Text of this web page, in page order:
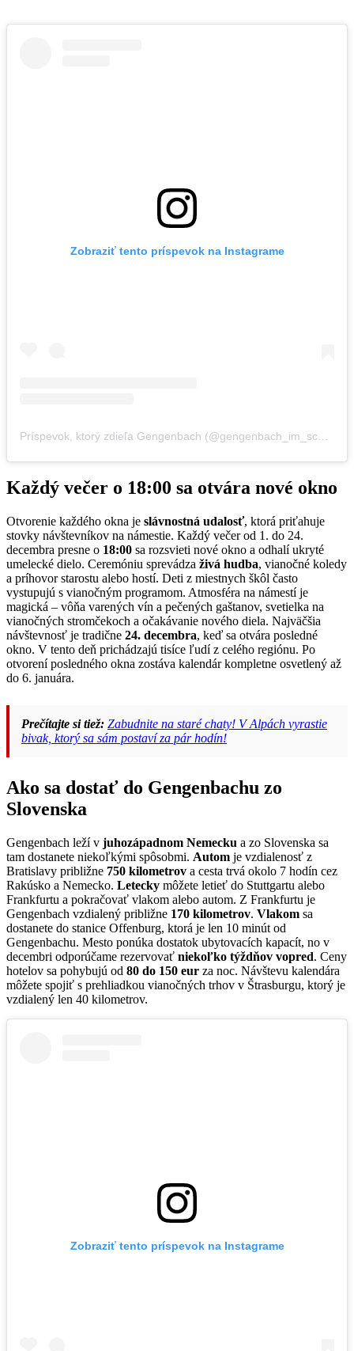
Zobraziť tento príspevok na Instagrame
Príspevok, ktorý zdieľa Gengenbach (@gengenbach_im_schwarzwald)
Každý večer o 18:00 sa otvára nové okno
Otvorenie každého okna je slávnostná udalosť, ktorá priťahuje
stovky návštevníkov na námestie. Každý večer od 1. do 24.
decembra presne o 18:00 sa rozsvieti nové okno a odhalí ukryté
umelecké dielo. Ceremóniu sprevádza živá hudba, vianočné koledy
a príhovor starostu alebo hostí. Deti z miestnych škôl často
vystupujú s vianočným programom. Atmosféra na námestí je
magická – vôňa varených vín a pečených gaštanov, svetielka na
vianočných stromčekoch a očakávanie nového diela. Najväčšia
návštevnosť je tradične 24. decembra, keď sa otvára posledné
okno. V tento deň prichádzajú tisíce ľudí z celého regiónu. Po
otvorení posledného okna zostáva kalendár kompletne osvetlený až
do 6. januára.
Prečítajte si tiež: Zabudnite na staré chaty! V Alpách vyrastie
bivak, ktorý sa sám postaví za pár hodín!
Ako sa dostať do Gengenbachu zo
Slovenska
Gengenbach leží v juhozápadnom Nemecku a zo Slovenska sa
tam dostanete niekoľkými spôsobmi. Autom je vzdialenosť z
Bratislavy približne 750 kilometrov a cesta trvá okolo 7 hodín cez
Rakúsko a Nemecko. Letecky môžete letieť do Stuttgartu alebo
Frankfurtu a pokračovať vlakom alebo autom. Z Frankfurtu je
Gengenbach vzdialený približne 170 kilometrov. Vlakom sa
dostanete do stanice Offenburg, ktorá je len 10 minút od
Gengenbachu. Mesto ponúka dostatok ubytovacích kapacít, no v
decembri odporúčame rezervovať niekoľko týždňov vopred. Ceny
hotelov sa pohybujú od 80 do 150 eur za noc. Návštevu kalendára
môžete spojiť s prehliadkou vianočných trhov v Štrasburgu, ktorý je
vzdialený len 40 kilometrov.
Zobraziť tento príspevok na Instagrame